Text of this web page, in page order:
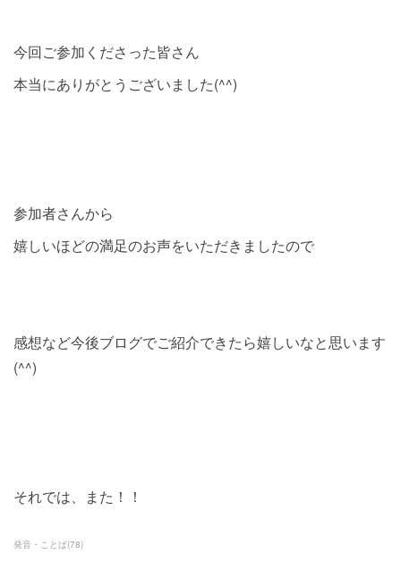
今回ご参加くださった皆さん
本当にありがとうございました(^^)
参加者さんから
嬉しいほどの満足のお声をいただきましたので
感想など今後ブログでご紹介できたら嬉しいなと思います
(^^)
それでは、また！！
発音・ことば(78)